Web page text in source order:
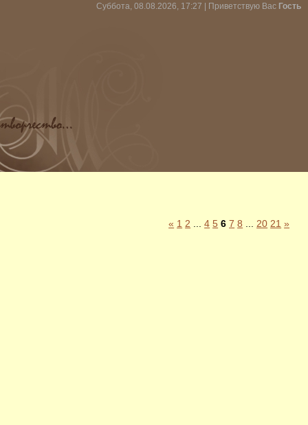
Суббота, 08.08.2026, 17:27 | Приветствую Вас Гость
« 1 2 4 5 6 7 8 20 21 »